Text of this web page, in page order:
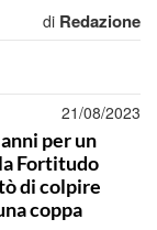
di Redazione
21/08/2023
per un
Fortitudo
di colpire
coppa